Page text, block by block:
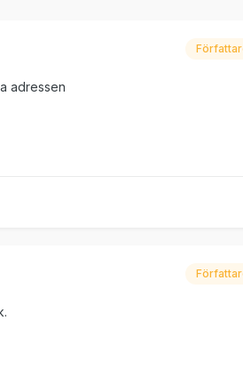
adressen